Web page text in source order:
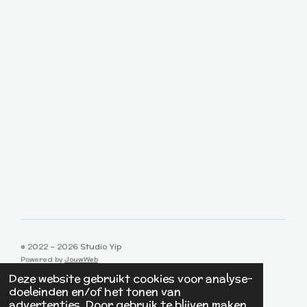
Deze website gebruikt cookies voor analyse-
doeleinden en/of het tonen van
© 2022 - 2026 Studio Yip
Powered by JouwWeb